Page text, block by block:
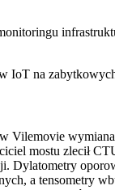
Vilemovie wymiana
mostu zlecił
Dylatometry
a tensometry